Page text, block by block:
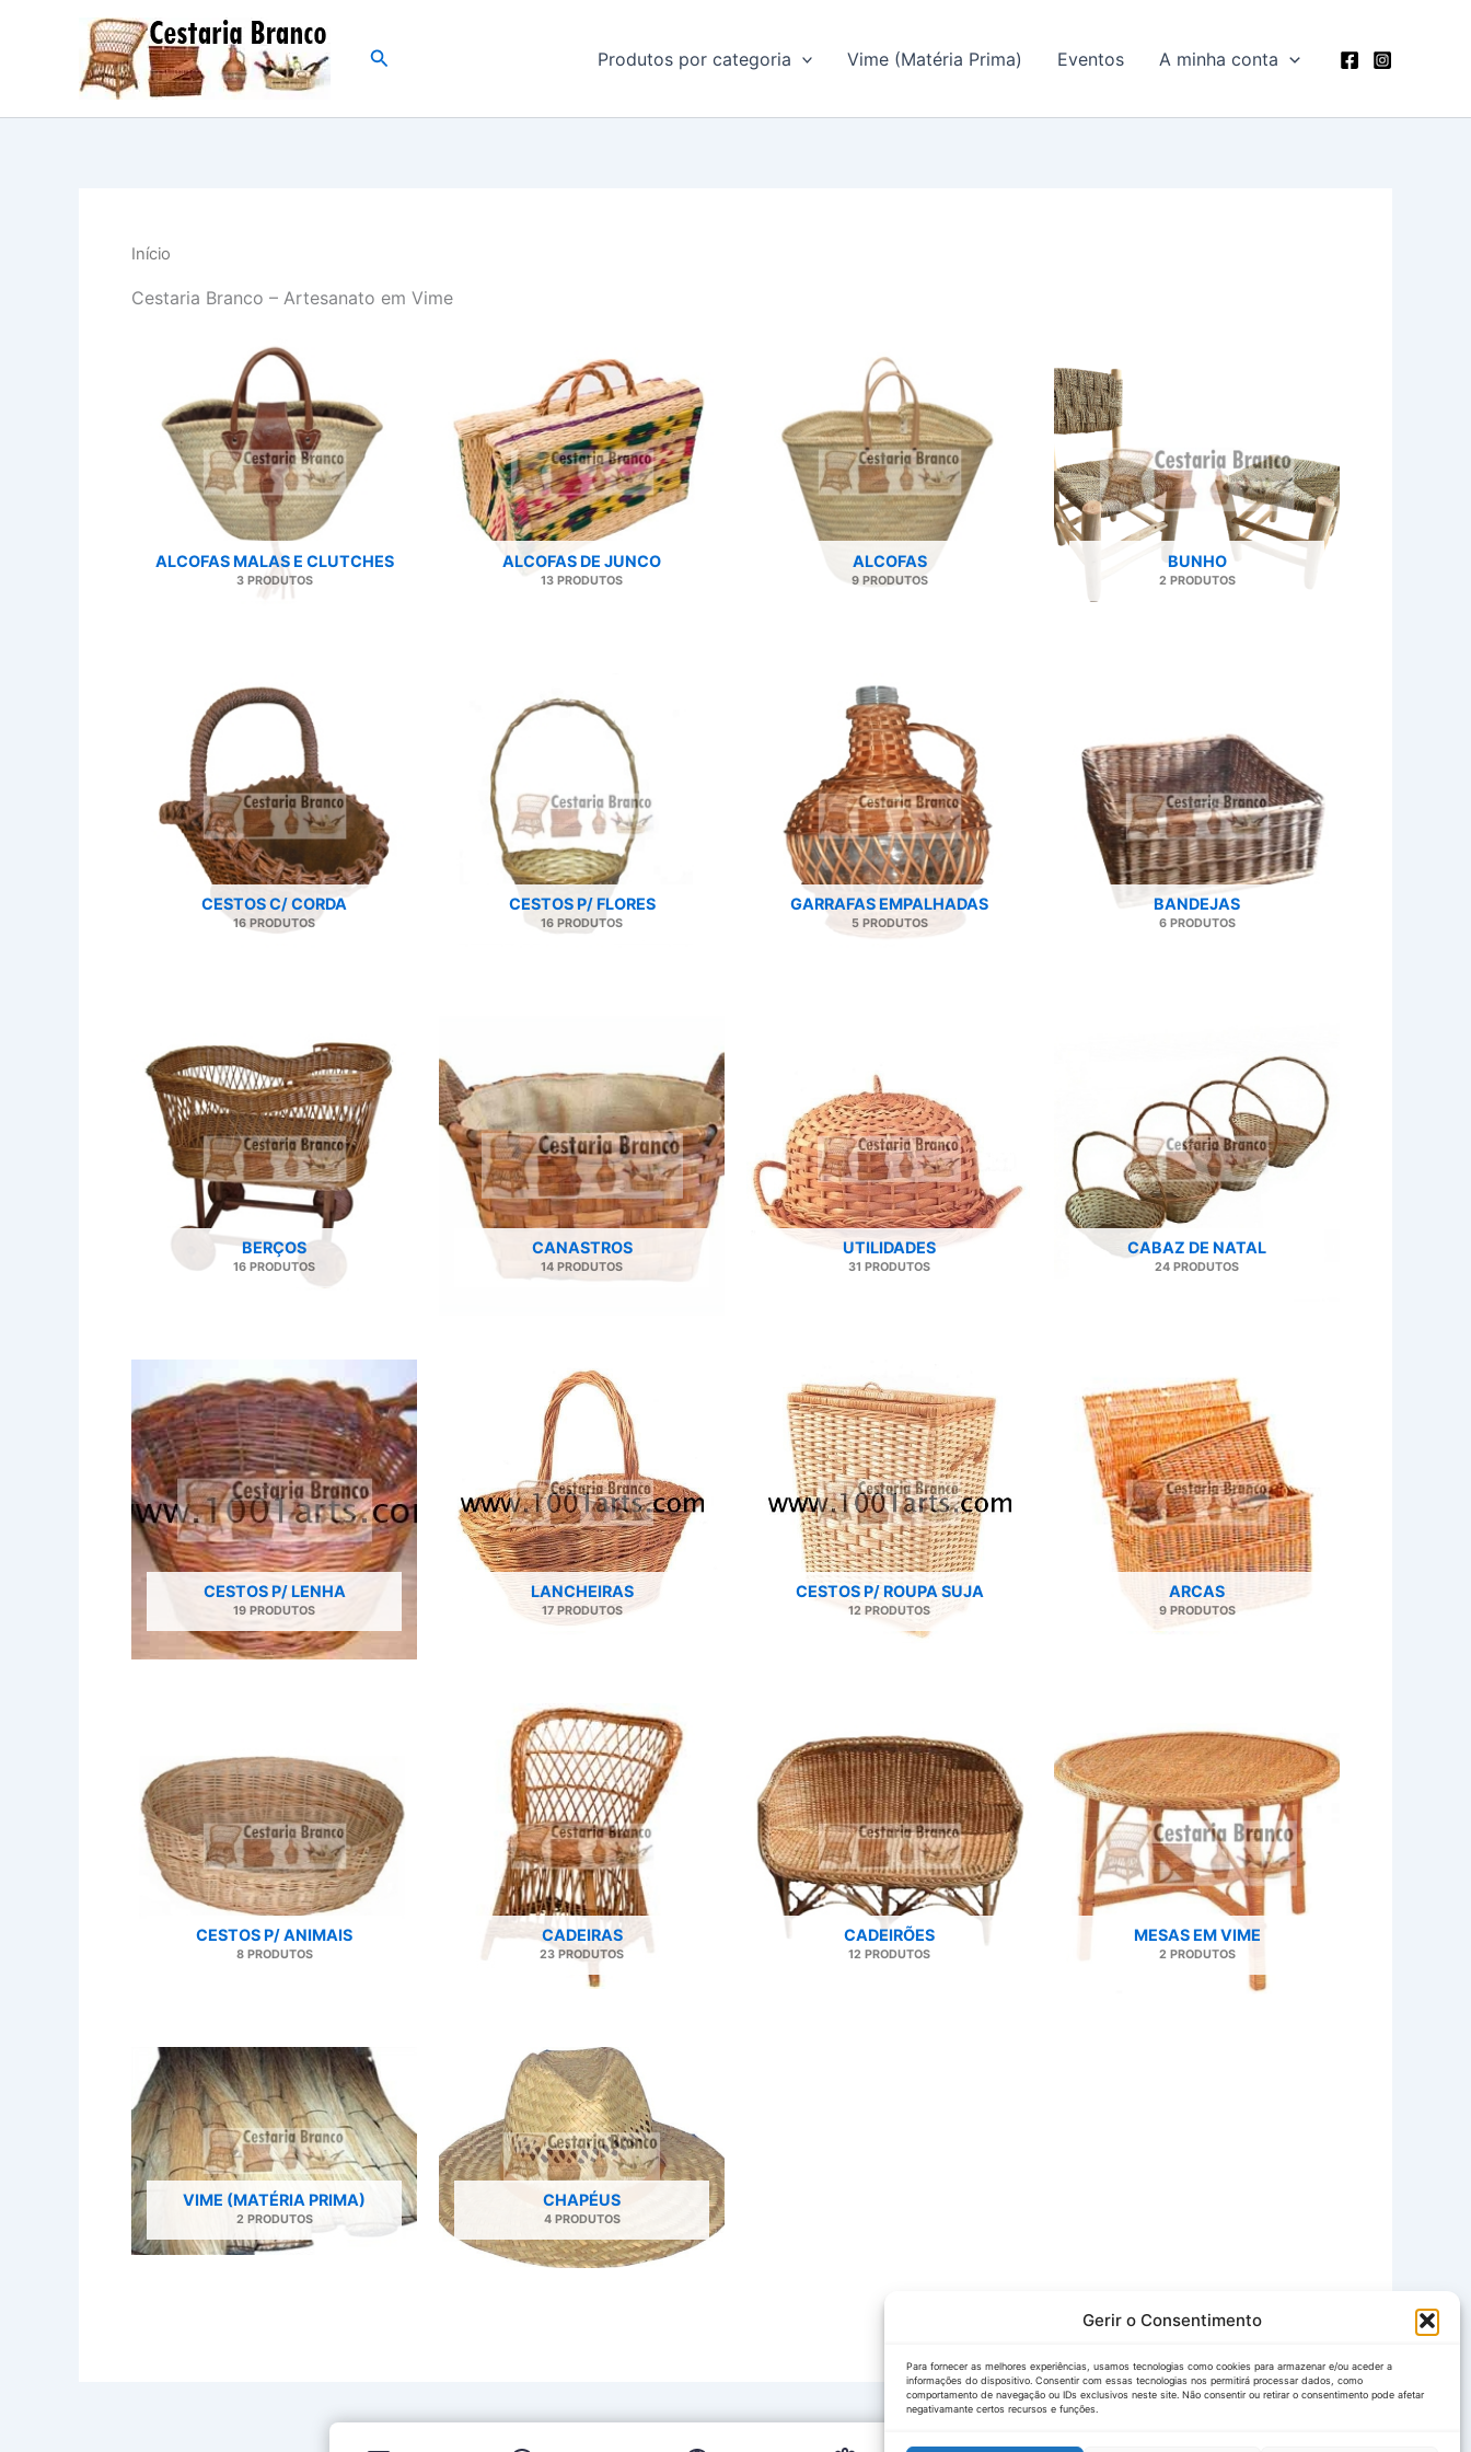
Gerir o Consentimento
Para fornecer as melhores experiências, usamos tecnologias como cookies para armazenar e/ou aceder a
informações do dispositivo. Consentir com essas tecnologias nos permitirá processar dados, como
comportamento de navegação ou IDs exclusivos neste site. Não consentir ou retirar o consentimento pode afetar
negativamante certos recursos e funções.
Search Produtos por categoria Vime (Matéria Prima) Eventos A minha conta
Início
Cestaria Branco – Artesanato em Vime
ALCOFAS MALAS E CLUTCHES
3 PRODUTOS
ALCOFAS DE JUNCO
13 PRODUTOS
ALCOFAS
9 PRODUTOS
BUNHO
2 PRODUTOS
CESTOS C/ CORDA
16 PRODUTOS
CESTOS P/ FLORES
16 PRODUTOS
GARRAFAS EMPALHADAS
5 PRODUTOS
BANDEJAS
6 PRODUTOS
BERÇOS
16 PRODUTOS
CANASTROS
14 PRODUTOS
UTILIDADES
31 PRODUTOS
CABAZ DE NATAL
24 PRODUTOS
CESTOS P/ LENHA
19 PRODUTOS
LANCHEIRAS
17 PRODUTOS
CESTOS P/ ROUPA SUJA
12 PRODUTOS
ARCAS
9 PRODUTOS
CESTOS P/ ANIMAIS
8 PRODUTOS
CADEIRAS
23 PRODUTOS
CADEIRÕES
12 PRODUTOS
MESAS EM VIME
2 PRODUTOS
VIME (MATÉRIA PRIMA)
2 PRODUTOS
CHAPÉUS
4 PRODUTOS